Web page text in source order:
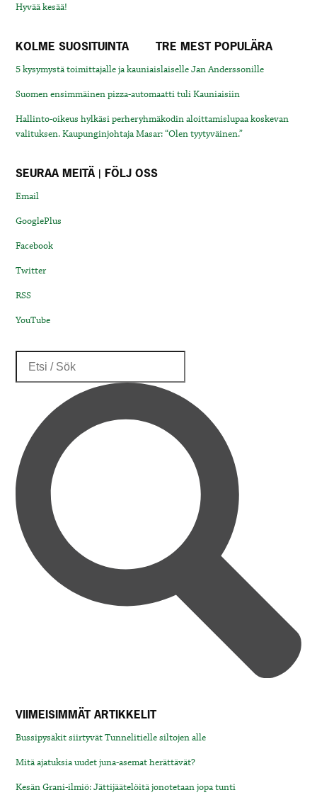
Hyvää kesää!
KOLME SUOSITUINTA TRE MEST POPULÄRA
5 kysymystä toimittajalle ja kauniaislaiselle Jan Anderssonille
Suomen ensimmäinen pizza-automaatti tuli Kauniaisiin
Hallinto-oikeus hylkäsi perheryhmäkodin aloittamislupaa koskevan
valituksen. Kaupunginjohtaja Masar: “Olen tyytyväinen.”
SEURAA MEITÄ | FÖLJ OSS
Email
GooglePlus
Facebook
Twitter
RSS
YouTube
VIIMEISIMMÄT ARTIKKELIT
Bussipysäkit siirtyvät Tunnelitielle siltojen alle
Mitä ajatuksia uudet juna-asemat herättävät?
Kesän Grani-ilmiö: Jättijäätelöitä jonotetaan jopa tunti